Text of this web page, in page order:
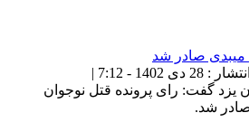
گفت: رای پرونده قتل نوجوان